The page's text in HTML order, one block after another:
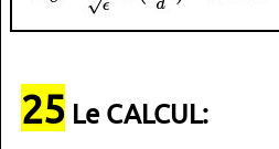
25 Le CALCUL: